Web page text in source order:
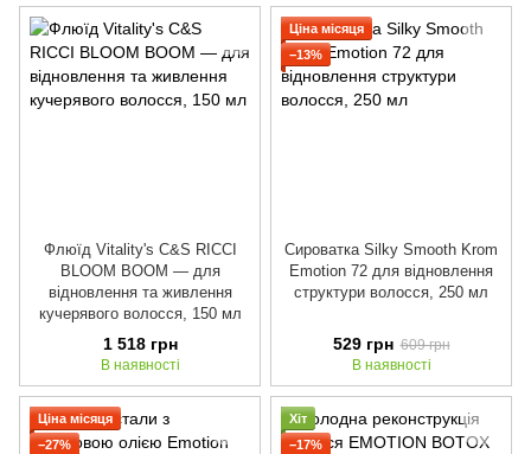
Флюїд Vitality's C&S RICCI
BLOOM BOOM — для
відновлення та живлення
кучерявого волосся, 150 мл
1 518 грн
В наявності
Ціна місяця
−13%
Сироватка Silky Smooth Krom
Emotion 72 для відновлення
структури волосся, 250 мл
529 грн 609 грн
В наявності
Ціна місяця
−27%
Хіт
−17%